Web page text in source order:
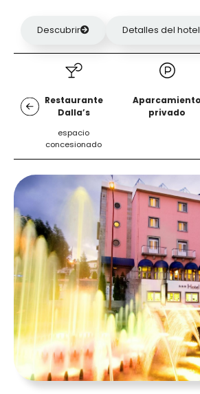
Descubrir Detalles del hotel
Restaurante
Dalla’s
espacio
concesionado
Aparcamiento
privado